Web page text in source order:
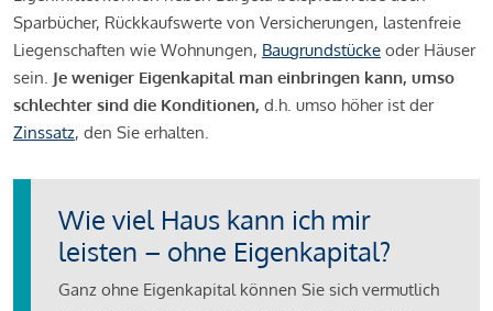
Sparbücher, Rückkaufswerte von Versicherungen, lastenfreie
Liegenschaften wie Wohnungen, Baugrundstücke oder Häuser
sein. Je weniger Eigenkapital man einbringen kann, umso
schlechter sind die Konditionen, d.h. umso höher ist der
Zinssatz, den Sie erhalten.
Wie viel Haus kann ich mir
leisten – ohne Eigenkapital?
Ganz ohne Eigenkapital können Sie sich vermutlich